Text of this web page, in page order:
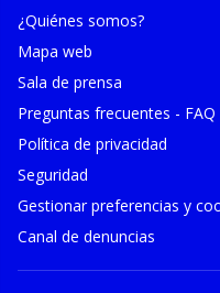
¿Quiénes somos?
Mapa web
Sala de prensa
Preguntas frecuentes - FAQ
Política de privacidad
Seguridad
Gestionar preferencias y
Canal de denuncias